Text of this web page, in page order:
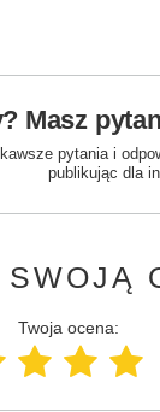
Masz
pytania i
publikując dla
Twoja ocena: